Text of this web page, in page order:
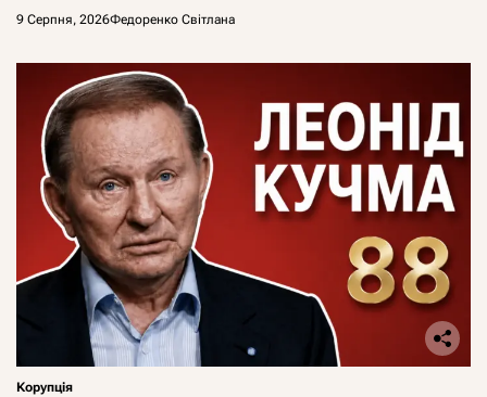
9 Серпня, 2026Федоренко Світлана
Корупція